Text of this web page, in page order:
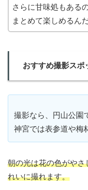
さらに甘味処もある
まとめて楽しめるんだ
おすすめ撮影スポ
撮影なら、円山公園
神宮では表参道や梅
朝の光は花の色がや
れいに撮れます。